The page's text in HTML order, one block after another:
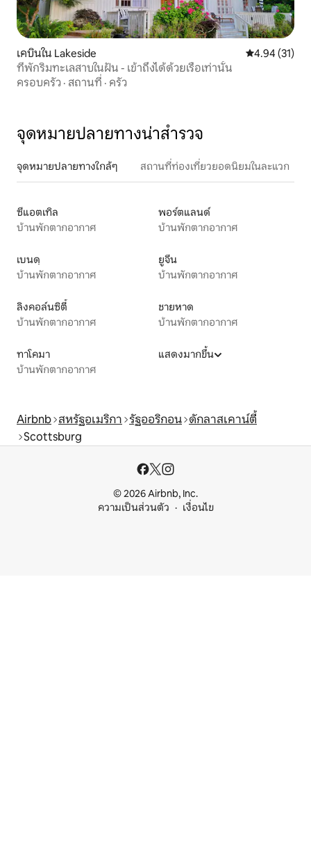
เคบินใน Lakeside คะแนนเฉลี่ย
4.94 (31)
ที่พักริมทะเลสาบในฝัน - เข้าถึงได้ด้วยเรือเท่านั้น
ครอบครัว · สถานที่ · ครัว
จุดหมายปลายทางน่าสำรวจ
จุดหมายปลายทางใกล้ๆ สถานที่ท่องเที่ยวยอดนิยมในละแวก
ซีแอตเทิล
บ้านพักตากอากาศ
พอร์ตแลนด์
บ้านพักตากอากาศ
เบนดฺ
บ้านพักตากอากาศ
ยูจีน
บ้านพักตากอากาศ
ลิงคอล์นซิตี้
บ้านพักตากอากาศ
ชายหาด
บ้านพักตากอากาศ
ทาโคมา
บ้านพักตากอากาศ
แสดงมากขึ้น
Airbnb สหรัฐอเมริกา รัฐออริกอน ดักลาสเคาน์ตี้
Scottsburg
© 2026 Airbnb, Inc.
ความเป็นส่วนตัว
เงื่อนไข